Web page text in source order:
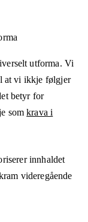
utforma. Vi
at vi ikkje følgjer
betyr for
somkrava i
innhaldet
videregående